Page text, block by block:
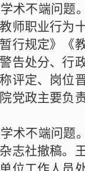
术不端问题。
师职业行为
行规定》《
告处分、行
评定、岗位
党政主要负
术不端问题。
志社撤稿。